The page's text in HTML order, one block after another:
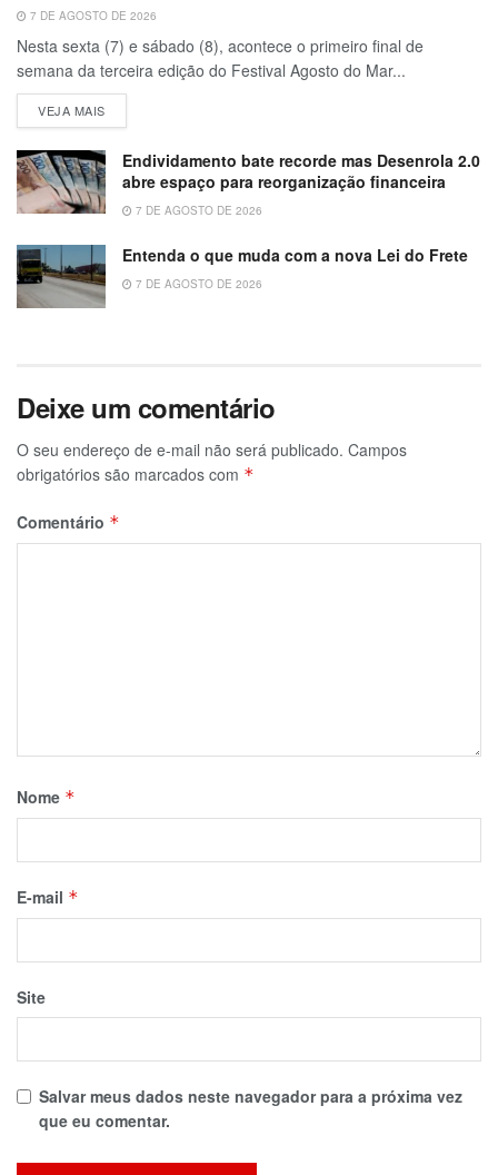
7 DE AGOSTO DE 2026
Nesta sexta (7) e sábado (8), acontece o primeiro final de
semana da terceira edição do Festival Agosto do Mar...
VEJA MAIS
Endividamento bate recorde mas Desenrola 2.0
abre espaço para reorganização financeira
7 DE AGOSTO DE 2026
Entenda o que muda com a nova Lei do Frete
7 DE AGOSTO DE 2026
Deixe um comentário
O seu endereço de e-mail não será publicado. Campos
obrigatórios são marcados com *
Comentário *
Nome *
E-mail *
Site
Salvar meus dados neste navegador para a próxima vez
que eu comentar.